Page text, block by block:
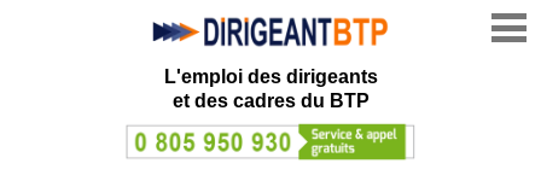
L'emploi des dirigeants
et des cadres du BTP